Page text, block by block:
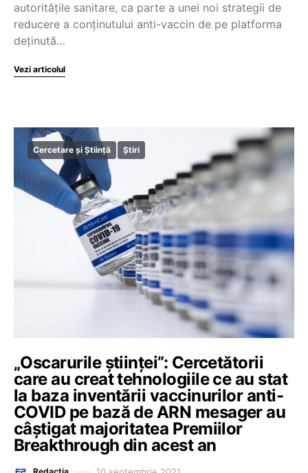
autoritățile sanitare, ca parte a unei noi strategii de
reducere a conținutului anti-vaccin de pe platforma
deținută…
Vezi articolul
Cercetare și Știință Știri
„Oscarurile științei”: Cercetătorii
care au creat tehnologiile ce au stat
la baza inventării vaccinurilor anti-
COVID pe bază de ARN mesager au
câștigat majoritatea Premiilor
Breakthrough din acest an